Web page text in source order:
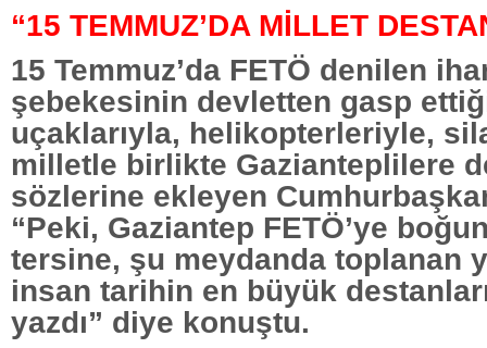
“15 TEMMUZ’DA MİLLET
15 Temmuz’da FETÖ denilen
şebekesinin devletten gasp
uçaklarıyla, helikopterleriyle,
milletle birlikte Gazianteplilere de
sözlerine ekleyen
“Peki, Gaziantep FETÖ’ye
tersine, şu meydanda toplanan
insan tarihin en büyük
yazdı” diye konuştu.